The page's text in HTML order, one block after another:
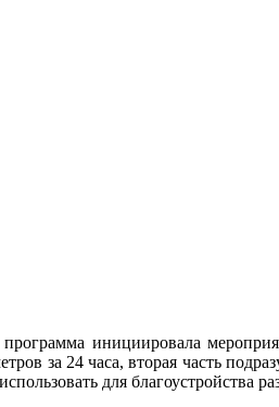
инициировала
за 24 часа, вторая часть
для